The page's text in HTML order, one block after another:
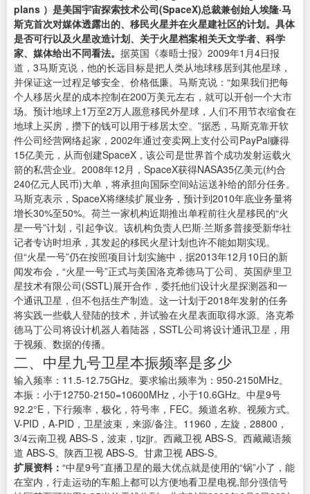
plans ）是美国宇宙探索技术公司(SpaceX)总裁兼创始人埃隆·马
斯克首次对媒体透露出的、移民火星并在火星建社区的计划。具体
是否可行以及火星改造计划、关于火星档案相关天文学者、科学
家、媒体给出不同看法。 据英国《泰晤士报》2009年1月4日报
道，3马斯克说，他的长远目标是把人类从地球移居到其他星球，
并保证这一过程足够安全、价格低廉。马斯克说：“如果我们把每
个人移居火星的成本控制在200万美元左右，就可以开创一个大市
场。预计地球上1万至2万人愿意移民外星球，人们不用节衣缩食在
地球上买房，攒下的钱可以用于移居太空。”据悉，马斯克靠开软
件公司经营网络起家，2002年通过变卖网上支付公司PayPal赚得
15亿美元，从而创建SpaceX，该公司是世界首个成功发射运载火
箭的私营企业。2008年12月，SpaceX获得NASA35亿美元(约合
240亿元人民币)大单，将承担向国际空间站运送补给的部分任务。
马斯克表示，SpaceX将继续扩展业务，预计到2010年底业务量将
增长30%至50%。荷兰一家机构近期推出单程前往火星移民的“火
星一号”计划，引起争议。该机构负责人巴斯·兰斯多普接受新华社
记者专访时坦承，其发起的移民火星计划也许不能如期实现。
但“火星一号”仍在按照项目计划实施中，据2013年12月10日的新
闻发布会，“火星一号”正式与美国洛克希德马丁公司、英国萨里卫
星技术有限公司(SSTL)展开合作，委托他们设计火星探测器和一
个通讯卫星，但不包括生产制造。这一计划于2018年发射的任务
将实践一些载人登陆的技术，并试验在火星表面取得水源。洛克希
德马丁公司将设计机器人着陆器，SSTL公司将设计通讯卫星，用
于视频、数据的传播。
二、中星九号卫星本振频率是多少
输入频率：11.5-12.75GHz。要求输出频率为：950-2150MHz。
本振：小于12750-2150=10600MHz，小于10.6GHz。中星9号
92.2°E，下行频率，极化，符号率，FEC。频道名称。视频方式。
V-PID，A-PID，卫星波束，来源/备注。11960，左旋，28800，
3/4云南卫视 ABS-S，波束，tjzjjr。西藏卫视 ABS-S。西藏藏语频
道 ABS-S。陕西卫视 ABS-S。甘肃卫视 ABS-S。
扩展资料： “中星9号”直播卫星的最大优点就是使用的“锅”小了，能
在室内，行走运动的车船上都可以方便地看卫星电视,部分强信号